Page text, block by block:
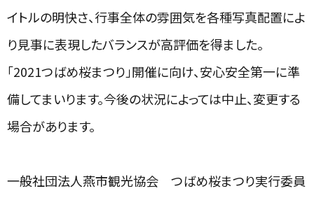
イトルの明快さ、行事全体の雰囲気を各種写真配置によ
り見事に表現したバランスが高評価を得ました。
「2021つばめ桜まつり」開催に向け、安心安全第一に準
備してまいります。今後の状況によっては中止、変更する
場合があります。
一般社団法人燕市観光協会 つばめ桜まつり実行委員